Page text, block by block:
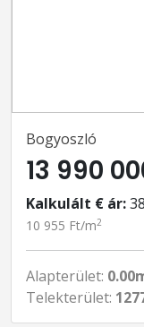
Bogyoszló
13 990
Kalkulált € ár:
10 955 Ft/m2
Alapterület:
Telekterület: